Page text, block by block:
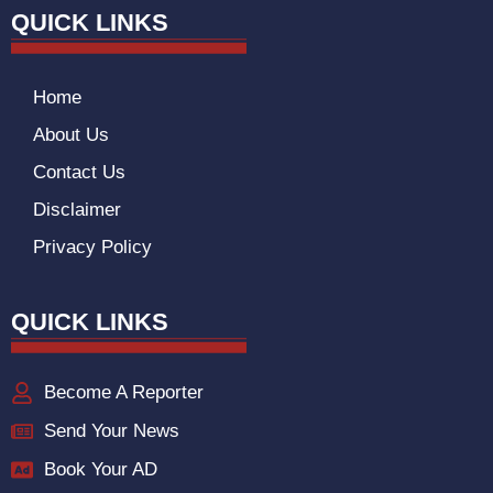
QUICK LINKS
Home
About Us
Contact Us
Disclaimer
Privacy Policy
QUICK LINKS
Become A Reporter
Send Your News
Book Your AD